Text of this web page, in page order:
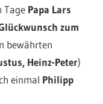
Tage Papa Lars
zum
bewährten
Heinz-Peter)
einmal Philipp